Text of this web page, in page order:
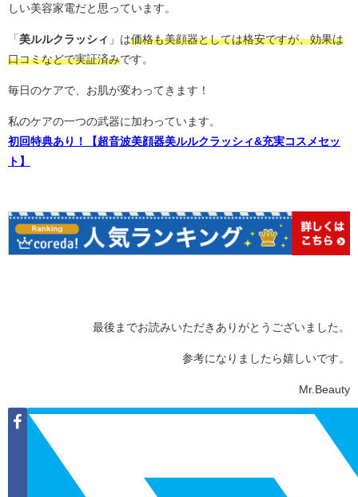
しい美容家電だと思っています。
「美ルルクラッシィ 」は価格も美顔器としては格安ですが、効果は
口コミなどで実証済みです。
毎日のケアで、お肌が変わってきます！
私のケアの一つの武器に加わっています。
初回特典あり！【超音波美顔器美ルルクラッシィ&充実コスメセッ
ト】
最後までお読みいただきありがとうございました。
参考になりましたら嬉しいです。
Mr.Beauty